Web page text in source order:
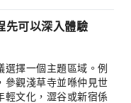
先可以深入體驗
擇一個主題區域。例
參觀淺草寺並喺仲見世
輕文化，澀谷或新宿係